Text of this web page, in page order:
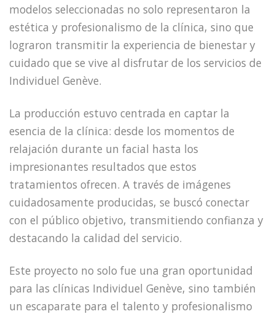
modelos seleccionadas no solo representaron la
estética y profesionalismo de la clínica, sino que
lograron transmitir la experiencia de bienestar y
cuidado que se vive al disfrutar de los servicios de
Individuel Genève.
La producción estuvo centrada en captar la
esencia de la clínica: desde los momentos de
relajación durante un facial hasta los
impresionantes resultados que estos
tratamientos ofrecen. A través de imágenes
cuidadosamente producidas, se buscó conectar
con el público objetivo, transmitiendo confianza y
destacando la calidad del servicio.
Este proyecto no solo fue una gran oportunidad
para las clínicas Individuel Genève, sino también
un escaparate para el talento y profesionalismo